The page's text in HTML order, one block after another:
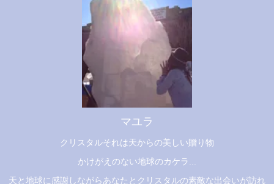
マユラ
クリスタルそれは天からの美しい贈り物
かけがえのない地球のカケラ...
天と地球に感謝しながらあなたとクリスタルの素敵な出会いが訪れ